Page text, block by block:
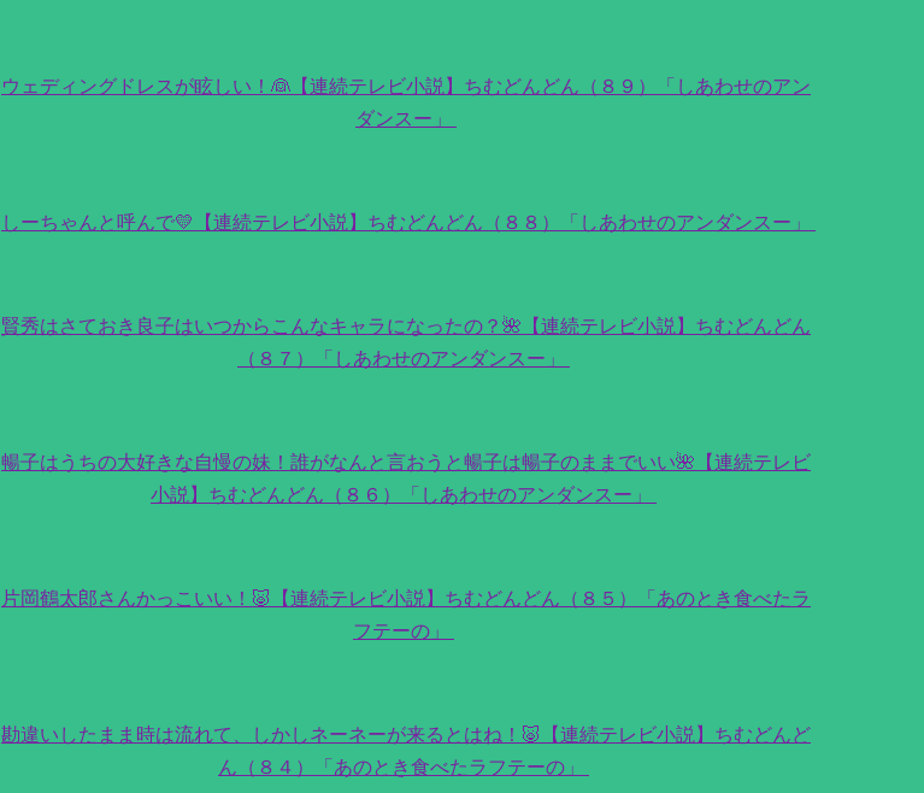
ウェディングドレスが眩しい！👰【連続テレビ小説】ちむどんどん（８９）「しあわせのアン
ダンスー」
しーちゃんと呼んで💛【連続テレビ小説】ちむどんどん（８８）「しあわせのアンダンスー」
賢秀はさておき良子はいつからこんなキャラになったの？🌺【連続テレビ小説】ちむどんどん
（８７）「しあわせのアンダンスー」
暢子はうちの大好きな自慢の妹！誰がなんと言おうと暢子は暢子のままでいい🌺【連続テレビ
小説】ちむどんどん（８６）「しあわせのアンダンスー」
片岡鶴太郎さんかっこいい！🐷【連続テレビ小説】ちむどんどん（８５）「あのとき食べたラ
フテーの」
勘違いしたまま時は流れて、しかしネーネーが来るとはね！🐷【連続テレビ小説】ちむどんど
ん（８４）「あのとき食べたラフテーの」